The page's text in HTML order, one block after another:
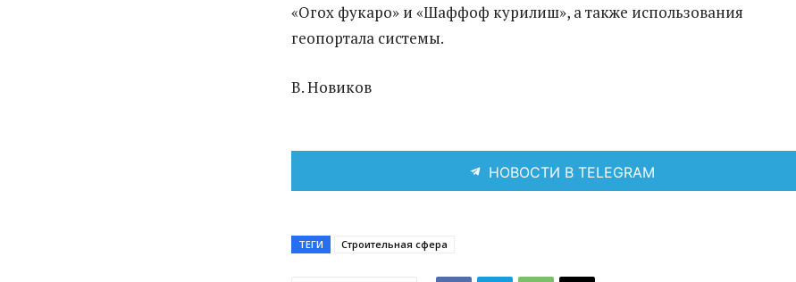
«Огох фукаро» и «Шаффоф курилиш», а также использования
геопортала системы.
В. Новиков
НОВОСТИ В TELEGRAM
ТЕГИ Строительная сфера